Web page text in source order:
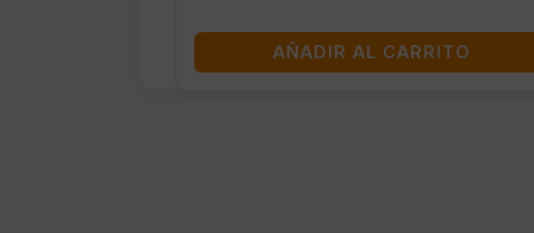
AÑADIR AL CARRITO